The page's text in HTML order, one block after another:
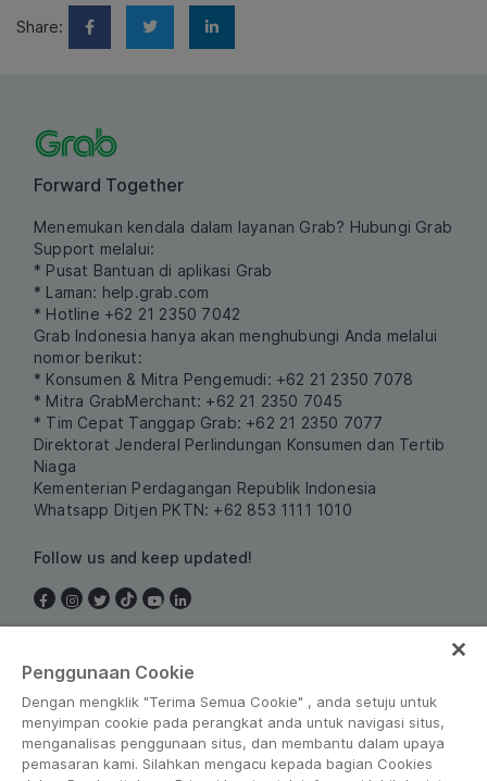
Share:
Forward Together
Menemukan kendala dalam layanan Grab? Hubungi Grab
Support melalui:
* Pusat Bantuan di aplikasi Grab
* Laman: help.grab.com
* Hotline +62 21 2350 7042
Grab Indonesia hanya akan menghubungi Anda melalui
nomor berikut:
* Konsumen & Mitra Pengemudi: +62 21 2350 7078
* Mitra GrabMerchant: +62 21 2350 7045
* Tim Cepat Tanggap Grab: +62 21 2350 7077
Direktorat Jenderal Perlindungan Konsumen dan Tertib
Niaga
Kementerian Perdagangan Republik Indonesia
Whatsapp Ditjen PKTN: +62 853 1111 1010
Follow us and keep updated!
Penggunaan Cookie
Dengan mengklik "Terima Semua Cookie" , anda setuju untuk
menyimpan cookie pada perangkat anda untuk navigasi situs,
menganalisas penggunaan situs, dan membantu dalam upaya
pemasaran kami. Silahkan mengacu kepada bagian Cookies